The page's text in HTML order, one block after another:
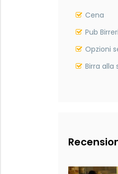
Cena
Pub
Opzioni
Birra alla